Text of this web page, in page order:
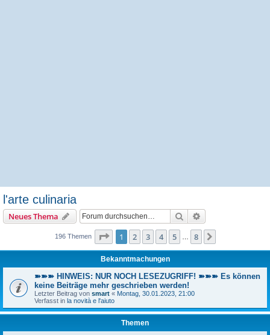
l'arte culinaria
Neues Thema Suche
196 Themen Seite 1von
1 2 3 4 5 8
Bekanntmachungen
➽➽➽ HINWEIS: NUR NOCH LESEZUGRIFF! ➽➽➽ Es können
keine Beiträge mehr geschrieben werden!
Letzter Beitrag von smart « Montag, 30.01.2023, 21:00
Verfasst in la novità e l'aiuto
Themen